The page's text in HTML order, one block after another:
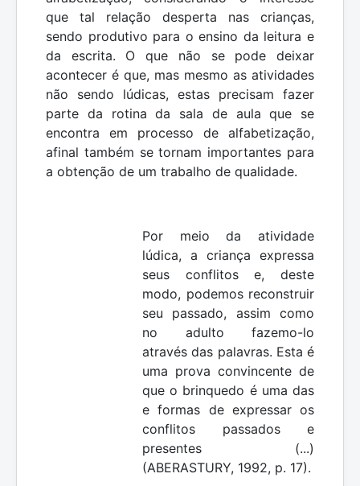
que tal relação desperta nas crianças,
sendo produtivo para o ensino da leitura e
da escrita. O que não se pode deixar
acontecer é que, mas mesmo as atividades
não sendo lúdicas, estas precisam fazer
parte da rotina da sala de aula que se
encontra em processo de alfabetização,
afinal também se tornam importantes para
a obtenção de um trabalho de qualidade.
Por meio da atividade
lúdica, a criança expressa
seus conflitos e, deste
modo, podemos reconstruir
seu passado, assim como
no adulto fazemo-lo
através das palavras. Esta é
uma prova convincente de
que o brinquedo é uma das
e formas de expressar os
conflitos passados e
presentes (...)
(ABERASTURY, 1992, p. 17).